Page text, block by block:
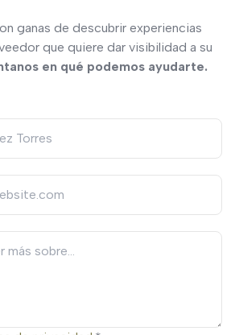
ganas de descubrir experiencias
que quiere dar visibilidad a su
en qué podemos ayudarte.